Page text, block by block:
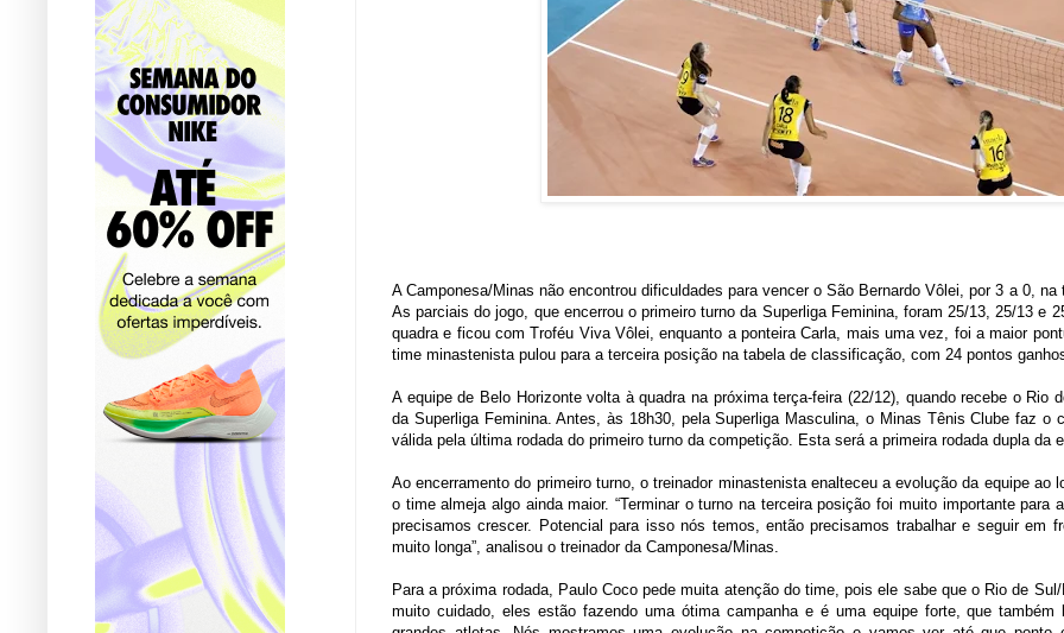
A Camponesa/Minas não encontrou dificuldades para vencer o São Bernardo Vôlei, por 3 a 0,
As parciais do jogo, que encerrou o primeiro turno da Superliga Feminina, foram 25/13, 25/13 e
quadra e ficou com Troféu Viva Vôlei, enquanto a ponteira Carla, mais uma vez, foi a maior
time minastenista pulou para a terceira posição na tabela de classificação, com 24 pontos
A equipe de Belo Horizonte volta à quadra na próxima terça-feira (22/12), quando recebe o Rio
da Superliga Feminina. Antes, às 18h30, pela Superliga Masculina, o Minas Tênis Clube faz
válida pela última rodada do primeiro turno da competição. Esta será a primeira rodada dupla da
Ao encerramento do primeiro turno, o treinador minastenista enalteceu a evolução da equipe
o time almeja algo ainda maior. “Terminar o turno na terceira posição foi muito importante
precisamos crescer. Potencial para isso nós temos, então precisamos trabalhar e seguir em
muito longa”, analisou o treinador da Camponesa/Minas.
Para a próxima rodada, Paulo Coco pede muita atenção do time, pois ele sabe que o Rio de
muito cuidado, eles estão fazendo uma ótima campanha e é uma equipe forte, que